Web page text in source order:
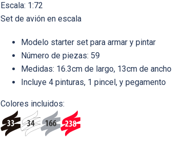
Escala: 1:72
Set de avión en escala
Modelo starter set para armar y pintar
Número de piezas: 59
Medidas: 16.3cm de largo, 13cm de ancho
Incluye 4 pinturas, 1 pincel, y pegamento
Colores incluidos: